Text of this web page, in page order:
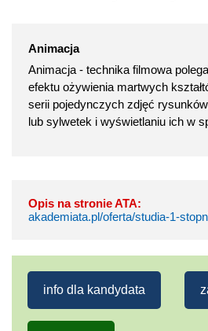
Animacja
Animacja - technika filmowa
efektu ożywienia martwych
serii pojedynczych zdjęć
lub sylwetek i wyświetlaniu ich w
Opis na stronie ATA:
akademiata.pl/oferta/studia-1-
info dla kandydata